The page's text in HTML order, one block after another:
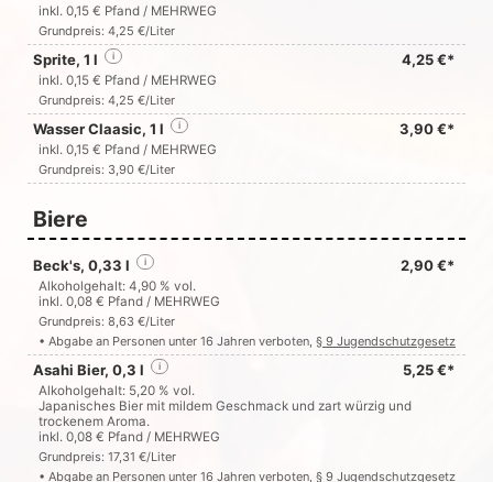
inkl. 0,15 € Pfand / MEHRWEG
Grundpreis: 4,25 €/Liter
Sprite, 1 l 4,25 €*
i
inkl. 0,15 € Pfand / MEHRWEG
Grundpreis: 4,25 €/Liter
Wasser Claasic, 1 l 3,90 €*
i
inkl. 0,15 € Pfand / MEHRWEG
Grundpreis: 3,90 €/Liter
Biere
Beck's, 0,33 l 2,90 €*
i
Alkoholgehalt: 4,90 % vol.
inkl. 0,08 € Pfand / MEHRWEG
Grundpreis: 8,63 €/Liter
• Abgabe an Personen unter 16 Jahren verboten, § 9 Jugendschutzgesetz
Asahi Bier, 0,3 l 5,25 €*
i
Alkoholgehalt: 5,20 % vol.
Japanisches Bier mit mildem Geschmack und zart würzig und
trockenem Aroma.
inkl. 0,08 € Pfand / MEHRWEG
Grundpreis: 17,31 €/Liter
• Abgabe an Personen unter 16 Jahren verboten, § 9 Jugendschutzgesetz